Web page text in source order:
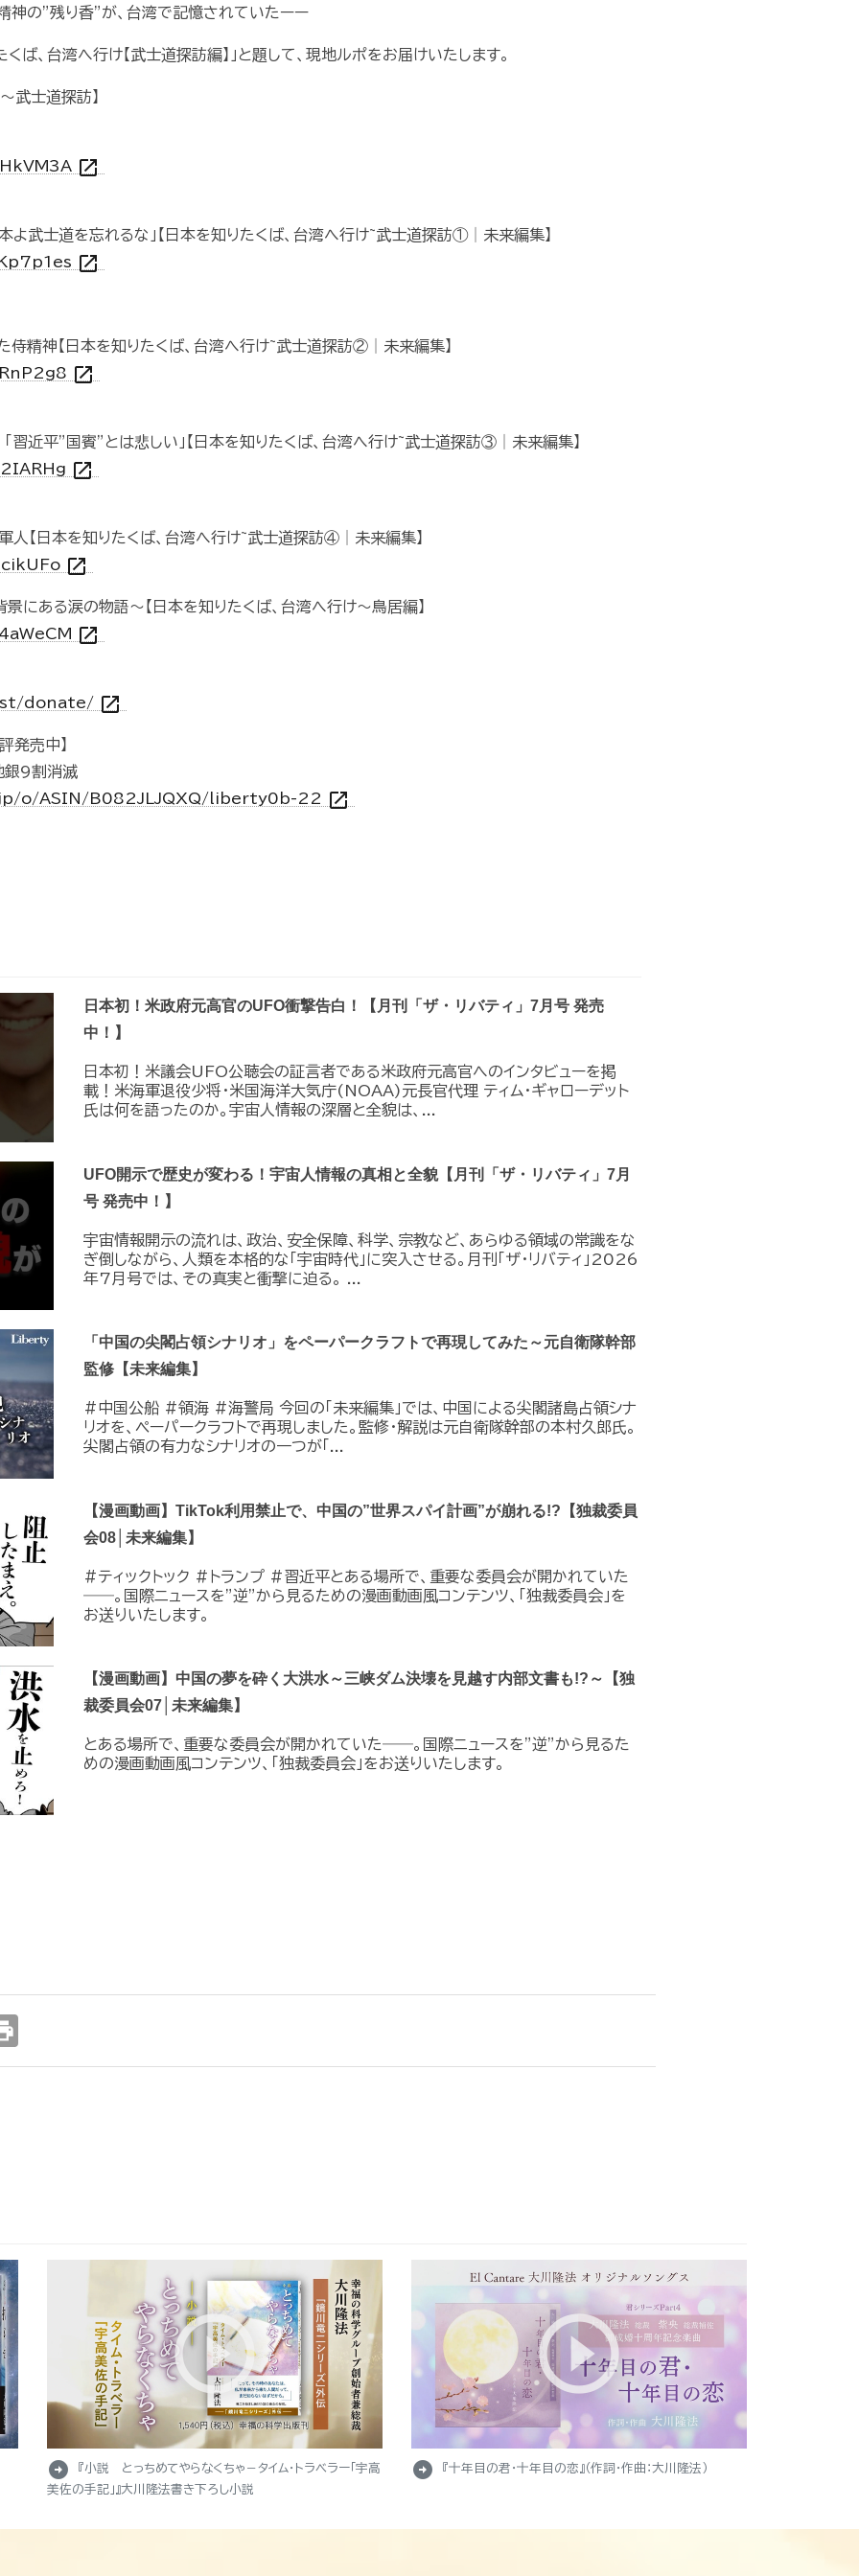
神の”残り香”が、台湾で記憶されていたーー
ば、台湾へ行け【武士道探訪編】」と題して、現地ルポをお届けいたします。
武士道探訪】
open_in_new
よ武士道を忘れるな」【日本を知りたくば、台湾へ行け~武士道探訪①│未来編集】
open_in_new
侍精神【日本を知りたくば、台湾へ行け~武士道探訪②│未来編集】
open_in_new
習近平”国賓”とは悲しい」【日本を知りたくば、台湾へ行け~武士道探訪③│未来編集】
open_in_new
人【日本を知りたくば、台湾へ行け~武士道探訪④│未来編集】
open_in_new
にある涙の物語〜【日本を知りたくば、台湾へ行け～鳥居編】
open_in_new
donate/ open_in_new
発売中】
銀9割消滅
o/ASIN/B082JLJQXQ/liberty0b-22
open_in_new
日本初！米政府元高官のUFO衝撃告白！【月刊「ザ・リバティ」7月号 発売
中！】
日本初！米議会UFO公聴会の証言者である米政府元高官へのインタビューを掲
載！米海軍退役少将・米国海洋大気庁(NOAA)元長官代理 ティム・ギャローデット
氏は何を語ったのか。宇宙人情報の深層と全貌は、...
UFO開示で歴史が変わる！宇宙人情報の真相と全貌【月刊「ザ・リバティ」7月
号 発売中！】
宇宙情報開示の流れは、政治、安全保障、科学、宗教など、あらゆる領域の常識をな
ぎ倒しながら、人類を本格的な「宇宙時代」に突入させる。月刊「ザ・リバティ」2026
年7月号では、その真実と衝撃に迫る。 ...
「中国の尖閣占領シナリオ」をペーパークラフトで再現してみた～元自衛隊幹部
監修【未来編集】
#中国公船 #領海 #海警局 今回の「未来編集」では、中国による尖閣諸島占領シナ
リオを、ペーパークラフトで再現しました。監修・解説は元自衛隊幹部の本村久郎氏。
尖閣占領の有力なシナリオの一つが「...
【漫画動画】TikTok利用禁止で、中国の”世界スパイ計画”が崩れる!?【独裁委員
会08│未来編集】
#ティックトック #トランプ #習近平とある場所で、重要な委員会が開かれていた
――。国際ニュースを”逆”から見るための漫画動画風コンテンツ、「独裁委員会」を
お送りいたします。
【漫画動画】中国の夢を砕く大洪水～三峡ダム決壊を見越す内部文書も!?～【独
裁委員会07│未来編集】
とある場所で、重要な委員会が開かれていた――。国際ニュースを”逆”から見るた
めの漫画動画風コンテンツ、「独裁委員会」をお送りいたします。
arrow_circle_right
『小説 とっちめてやらなくちゃ－タイム・トラベラー「宇高
美佐の手記」』大川隆法書き下ろし小説
arrow_circle_right 『十年目の君・十年目の恋』（作詞・作曲：大川隆法）